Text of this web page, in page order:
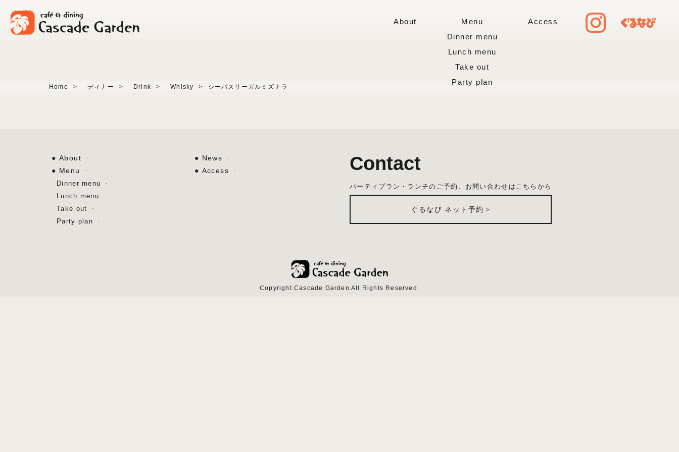
About
Menu
Dinner menu
Lunch menu
Take out
Party plan
Access
Home > ディナー > Drink > Whisky > シーバスリーガルミズナラ
About
Menu
Dinner menu
Lunch menu
Take out
Party plan
News
Access
Contact
パーティプラン・ランチのご予約、お問い合わせはこちらから
ぐるなび ネット予約 >
Copyright Cascade Garden All Rights Reserved.